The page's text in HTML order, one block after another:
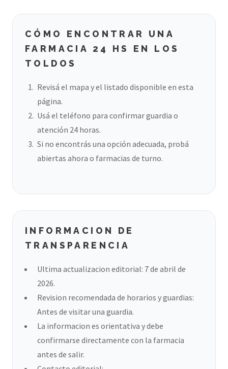
CÓMO ENCONTRAR UNA
FARMACIA 24 HS EN LOS
TOLDOS
Revisá el mapa y el listado disponible en esta
página.
Usá el teléfono para confirmar guardia o
atención 24 horas.
Si no encontrás una opción adecuada, probá
abiertas ahora o farmacias de turno.
INFORMACION DE
TRANSPARENCIA
Ultima actualizacion editorial: 7 de abril de
2026.
Revision recomendada de horarios y guardias:
Antes de visitar una guardia.
La informacion es orientativa y debe
confirmarse directamente con la farmacia
antes de salir.